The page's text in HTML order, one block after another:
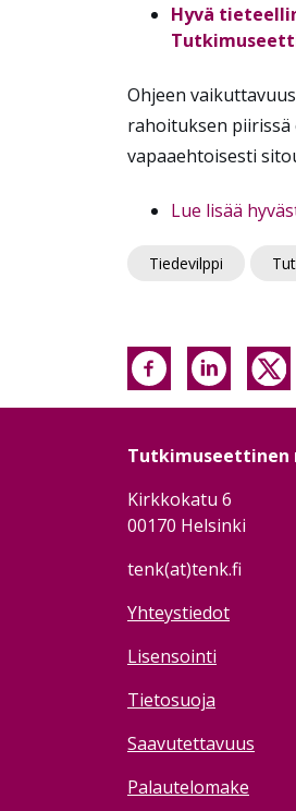
Hyvä
Ohjeen
rahoituksen
vapaaehtoisesti
Lue lisää
Tiedevilppi
Tutkimuseettinen
Kirkkokatu 6
00170 Helsinki
tenk(at)tenk.fi
Yhteystiedot
Lisensointi
Tietosuoja
Saavutettavuus
Palautelomake